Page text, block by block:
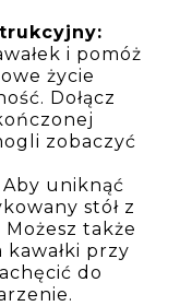
i pomóż
życie
Dołącz
zobaczyć
Aby uniknąć
stół z
Możesz także
przy
do